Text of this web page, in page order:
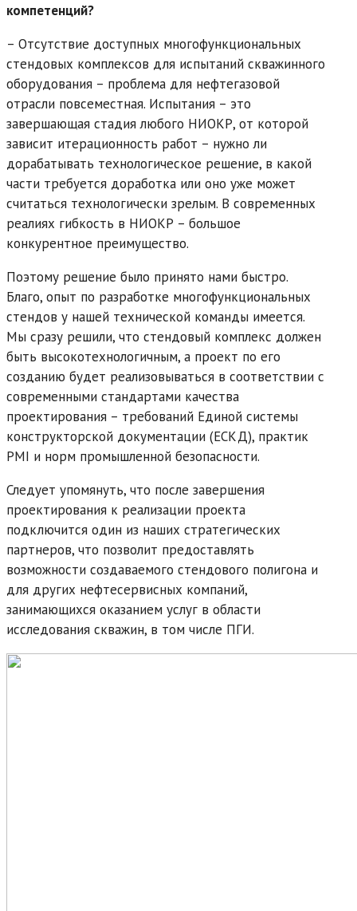
компетенций?
– Отсутствие доступных многофункциональных
стендовых комплексов для испытаний скважинного
оборудования – проблема для нефтегазовой
отрасли повсеместная. Испытания – это
завершающая стадия любого НИОКР, от которой
зависит итерационность работ – нужно ли
дорабатывать технологическое решение, в какой
части требуется доработка или оно уже может
считаться технологически зрелым. В современных
реалиях гибкость в НИОКР – большое
конкурентное преимущество.
Поэтому решение было принято нами быстро.
Благо, опыт по разработке многофункциональных
стендов у нашей технической команды имеется.
Мы сразу решили, что стендовый комплекс должен
быть высокотехнологичным, а проект по его
созданию будет реализовываться в соответствии с
современными стандартами качества
проектирования – требований Единой системы
конструкторской документации (ЕСКД), практик
PMI и норм промышленной безопасности.
Следует упомянуть, что после завершения
проектирования к реализации проекта
подключится один из наших стратегических
партнеров, что позволит предоставлять
возможности создаваемого стендового полигона и
для других нефтесервисных компаний,
занимающихся оказанием услуг в области
исследования скважин, в том числе ПГИ.